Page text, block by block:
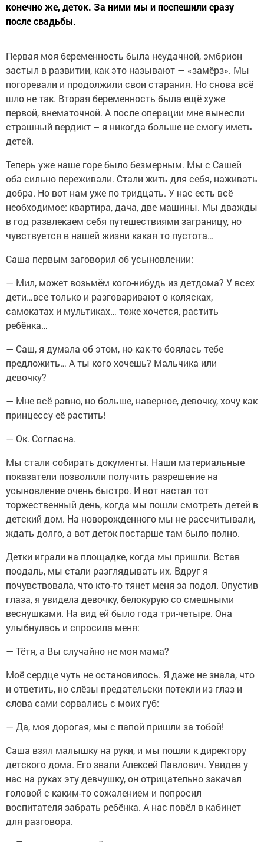
конечно же, деток. За ними мы и поспешили сразу
после свадьбы.
Первая моя беременность была неудачной, эмбрион
застыл в развитии, как это называют — «замёрз». Мы
погоревали и продолжили свои старания. Но снова всё
шло не так. Вторая беременность была ещё хуже
первой, внематочной. А после операции мне вынесли
страшный вердикт – я никогда больше не смогу иметь
детей.
Теперь уже наше горе было безмерным. Мы с Сашей
оба сильно переживали. Стали жить для себя, наживать
добра. Но вот нам уже по тридцать. У нас есть всё
необходимое: квартира, дача, две машины. Мы дважды
в год развлекаем себя путешествиями заграницу, но
чувствуется в нашей жизни какая то пустота…
Саша первым заговорил об усыновлении:
— Мил, может возьмём кого-нибудь из детдома? У всех
дети…все только и разговаривают о колясках,
самокатах и мультиках… тоже хочется, растить
ребёнка…
— Саш, я думала об этом, но как-то боялась тебе
предложить… А ты кого хочешь? Мальчика или
девочку?
— Мне всё равно, но больше, наверное, девочку, хочу как
принцессу её растить!
— Ок. Согласна.
Мы стали собирать документы. Наши материальные
показатели позволили получить разрешение на
усыновление очень быстро. И вот настал тот
торжественный день, когда мы пошли смотреть детей в
детский дом. На новорожденного мы не рассчитывали,
ждать долго, а вот деток постарше там было полно.
Детки играли на площадке, когда мы пришли. Встав
поодаль, мы стали разглядывать их. Вдруг я
почувствовала, что кто-то тянет меня за подол. Опустив
глаза, я увидела девочку, белокурую со смешными
веснушками. На вид ей было года три-четыре. Она
улыбнулась и спросила меня:
— Тётя, а Вы случайно не моя мама?
Моё сердце чуть не остановилось. Я даже не знала, что
и ответить, но слёзы предательски потекли из глаз и
слова сами сорвались с моих губ:
— Да, моя дорогая, мы с папой пришли за тобой!
Саша взял малышку на руки, и мы пошли к директору
детского дома. Его звали Алексей Павлович. Увидев у
нас на руках эту девчушку, он отрицательно закачал
головой с каким-то сожалением и попросил
воспитателя забрать ребёнка. А нас повёл в кабинет
для разговора.